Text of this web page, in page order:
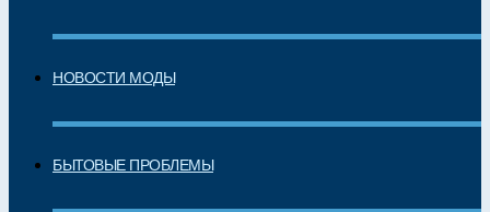
НОВОСТИ МОДЫ
БЫТОВЫЕ ПРОБЛЕМЫ